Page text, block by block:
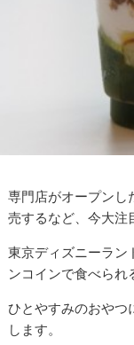
専門店がオープンし
売するなど、今大注
東京ディズニーラン
ンコインで食べられ
ひとやすみのおやつ
します。